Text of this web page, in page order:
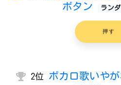
ボタン
ラン
押す
2位 ボカロ歌いや